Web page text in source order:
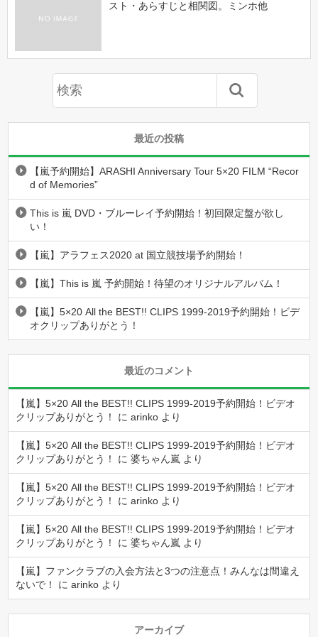
スト・あらすじと相関図。ミンホ他
最近の投稿
【嵐予約開始】ARASHI Anniversary Tour 5×20 FILM “Recor
d of Memories”
This is 嵐 DVD・ブルーレイ予約開始！初回限定盤が欲し
い！
【嵐】アラフェス2020 at 国立競技場予約開始！
【嵐】This is 嵐 予約開始！待望のオリジナルアルバム！
【嵐】5×20 All the BEST!! CLIPS 1999-2019予約開始！ビデ
オクリップありがとう！
最近のコメント
【嵐】5×20 All the BEST!! CLIPS 1999-2019予約開始！ビデオ
クリップありがとう！
にarinko より
【嵐】5×20 All the BEST!! CLIPS 1999-2019予約開始！ビデオ
クリップありがとう！
に婆ちゃん嵐 より
【嵐】5×20 All the BEST!! CLIPS 1999-2019予約開始！ビデオ
クリップありがとう！
にarinko より
【嵐】5×20 All the BEST!! CLIPS 1999-2019予約開始！ビデオ
クリップありがとう！
に婆ちゃん嵐 より
【嵐】ファンクラブの入会方法と3つの注意点！みんなは間違え
ないで！
にarinko より
アーカイブ